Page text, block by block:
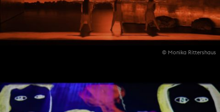
© Monika Rittershaus